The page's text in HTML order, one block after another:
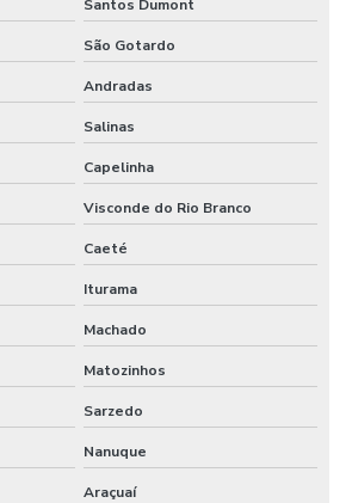
Santos Dumont
São Gotardo
Andradas
Salinas
Capelinha
Visconde do Rio Branco
Caeté
Iturama
Machado
Matozinhos
Sarzedo
Nanuque
Araçuaí